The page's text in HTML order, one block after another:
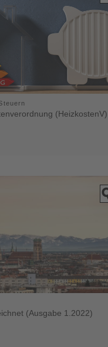
(HeizkostenV)
(Ausgabe 1.2022)